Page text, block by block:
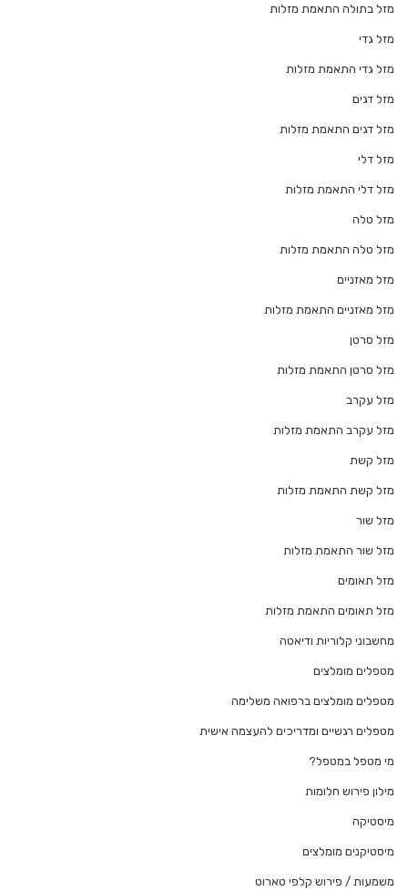
מזל בתולה התאמת מזלות
מזל גדי
מזל גדי התאמת מזלות
מזל דגים
מזל דגים התאמת מזלות
מזל דלי
מזל דלי התאמת מזלות
מזל טלה
מזל טלה התאמת מזלות
מזל מאזניים
מזל מאזניים התאמת מזלות
מזל סרטן
מזל סרטן התאמת מזלות
מזל עקרב
מזל עקרב התאמת מזלות
מזל קשת
מזל קשת התאמת מזלות
מזל שור
מזל שור התאמת מזלות
מזל תאומים
מזל תאומים התאמת מזלות
מחשבוני קלוריות ודיאטה
מטפלים מומלצים
מטפלים מומלצים ברפואה משלימה
מטפלים רגשיים ומדריכים להעצמה אישית
מי מטפל במטפל?
מילון פירוש חלומות
מיסטיקה
מיסטיקנים מומלצים
משמעות / פירוש קלפי טארוט